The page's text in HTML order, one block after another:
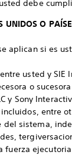
debe
O
aplican si es
usted y SIE
o
y Sony
entre
sistema,